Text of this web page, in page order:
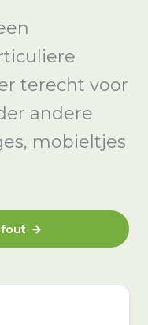
terecht voor
andere
mobieltjes